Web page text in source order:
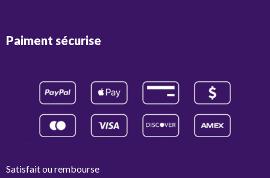
Paiment sécurise
Satisfait ou rembourse